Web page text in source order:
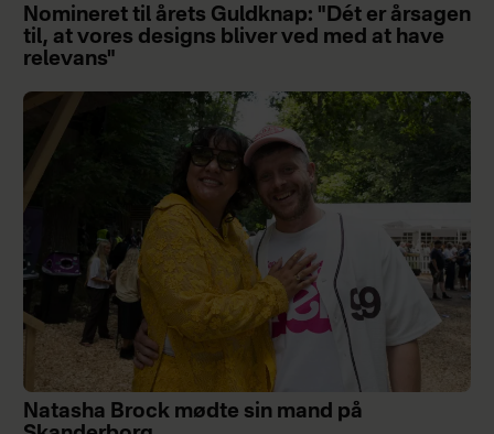
Nomineret til årets Guldknap: "Dét er årsagen
til, at vores designs bliver ved med at have
relevans"
Natasha Brock mødte sin mand på